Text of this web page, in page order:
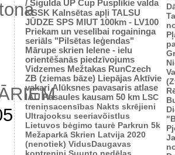
/ Sigulda UP Cup Pusplikie valda
KSSK Kalnsētas apļi TALSU
JŪDZE SPS MIUT 100km - LV100
Priekam un veselībai rogaininga
seriāls "Pilsētas leģendas"
Mārupe skrien Ielene - ielu
orientēšanās piedzīvojums
Vidzemes Mežtakas RunCzech
ZB (ziemas bāze) Liepājas Aktīvie
vakari Alūksnes pavasaris atlase
IAU Pasaules kausam 50 km LSC
treniņsacensības Nakts skrējieni
Ultrajooksu seeriavõistlus
Lietuvos bėgimo taurė Parkrun 5k
Mežaparkā Skrien Latvija 2020
(nenotiek) VidusDaugavas
koptreniņi Suunto nedēļas